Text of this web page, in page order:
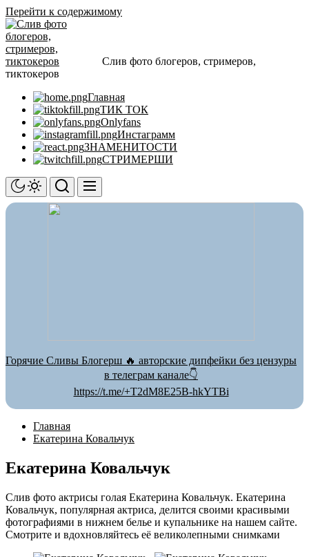
Перейти к содержимому
Слив фото блогеров, стримеров,
тиктокеров
Главная
ТИК ТОК
Onlyfans
Инстаграмм
ЗНАМЕНИТОСТИ
СТРИМЕРШИ
Горячие Сливы Блогерш 🔥 авторские дипфейки без цензуры
в телеграм канале👇
https://t.me/+T2dM8E25B-hkYTBi
Главная
Екатерина Ковальчук
Екатерина Ковальчук
Слив фото актрисы голая Екатерина Ковальчук. Екатерина
Ковальчук, популярная актриса, делится своими красивыми
фотографиями в нижнем белье и купальнике на нашем сайте.
Смотрите и вдохновляйтесь её великолепными снимками